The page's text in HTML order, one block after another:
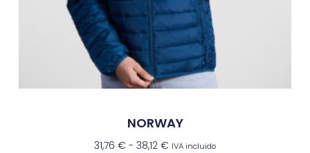
NORWAY
31,76 € - 38,12 € IVA incluido